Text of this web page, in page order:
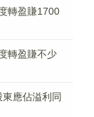
轉盈賺1700
轉盈賺不少
應佔溢利同